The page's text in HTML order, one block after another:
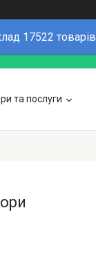
17522 товарів
та послуги